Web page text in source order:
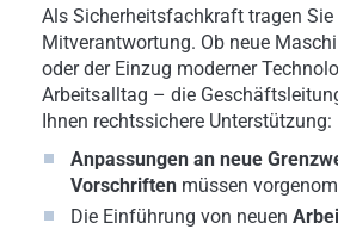
Als Sicherheitsfachkraft tragen Sie
Mitverantwortung. Ob neue
oder der Einzug moderner
Arbeitsalltag – die
Ihnen rechtssichere Unterstützung:
Anpassungen an neue
Vorschriften müssen
Die Einführung von neuen